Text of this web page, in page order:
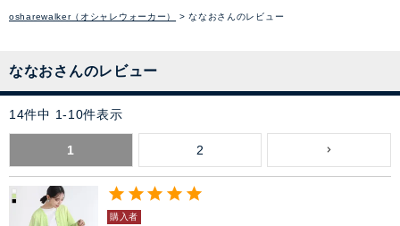
osharewalker（オシャレウォーカー） ななおさんのレビュー
ななおさんのレビュー
14件中 1-10件表示
1 2
購入者